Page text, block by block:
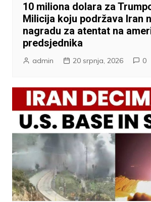
10 miliona dolara za
Milicija koju podržava Iran
nagradu za atentat na
predsjednika
admin 20 srpnja, 2026 0